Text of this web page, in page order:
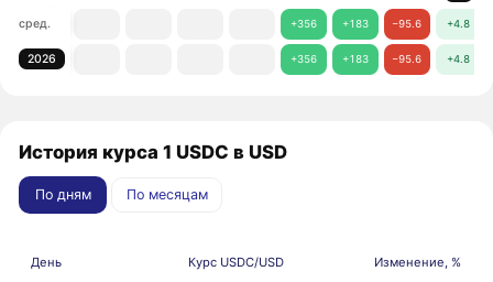
сред. +356 +183 −95.6 +4.8
2026 +356 +183 −95.6 +4.8
История курса 1 USDC в USD
По дням По месяцам
День Курс USDC/USD Изменение, %